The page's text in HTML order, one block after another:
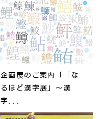
企画展のご案内「「な
るほど漢字展」～漢
字...